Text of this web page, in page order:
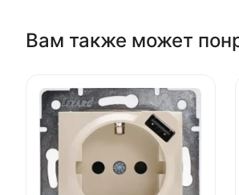
Вам также может